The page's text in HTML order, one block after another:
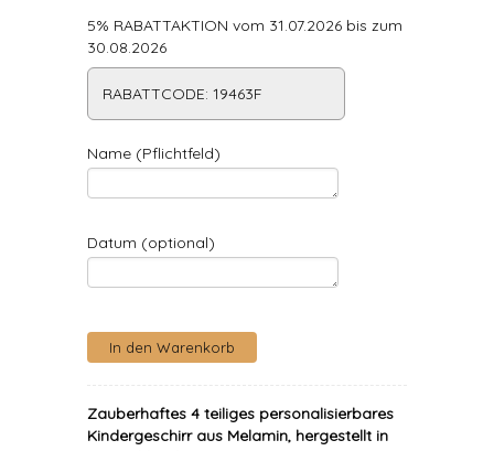
5% RABATTAKTION vom 31.07.2026 bis zum
30.08.2026
RABATTCODE: 19463F
Name (Pflichtfeld)
Datum (optional)
Zauberhaftes 4 teiliges personalisierbares
Kindergeschirr aus Melamin, hergestellt in